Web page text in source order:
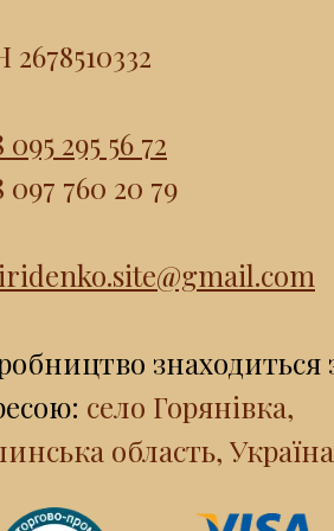
2678510332
095 295 56 72
097 760 20 79
знаходиться
село Горянівка,
область,